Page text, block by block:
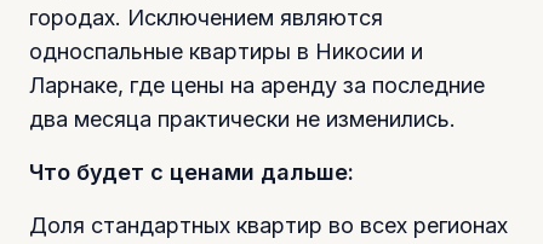
городах. Исключением являются
односпальные квартиры в Никосии и
Ларнаке, где цены на аренду за последние
два месяца практически не изменились.
Что будет с ценами дальше:
Доля стандартных квартир во всех регионах